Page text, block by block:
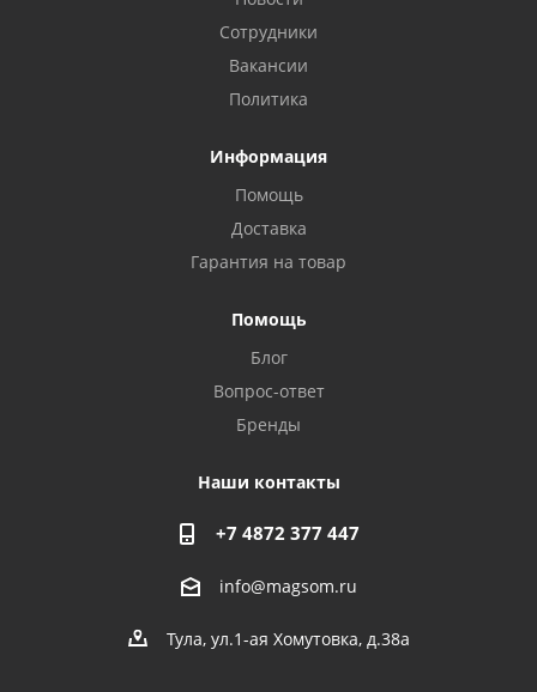
Сотрудники
Вакансии
Политика
Информация
Помощь
Доставка
Гарантия на товар
Помощь
Блог
Вопрос-ответ
Бренды
Наши контакты
+7 4872 377 447
info@magsom.ru
Тула, ул.1-ая Хомутовка, д.38а